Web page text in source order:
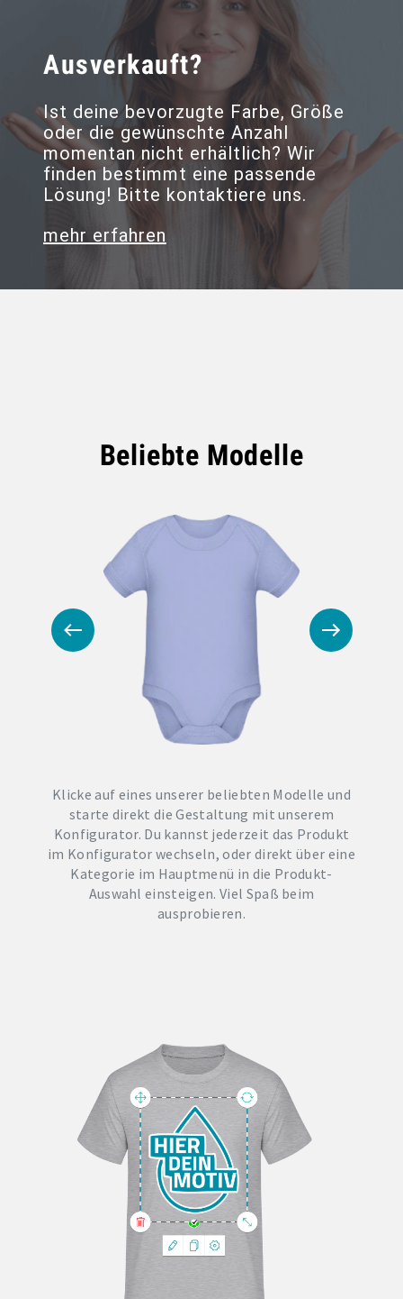
Ausverkauft?
Ist deine bevorzugte Farbe, Größe
oder die gewünschte Anzahl
momentan nicht erhältlich? Wir
finden bestimmt eine passende
Lösung! Bitte kontaktiere uns.
mehr erfahren
Beliebte Modelle
Klicke auf eines unserer beliebten Modelle und
starte direkt die Gestaltung mit unserem
Konfigurator. Du kannst jederzeit das Produkt
im Konfigurator wechseln, oder direkt über eine
Kategorie im Hauptmenü in die Produkt-
Auswahl einsteigen. Viel Spaß beim
ausprobieren.